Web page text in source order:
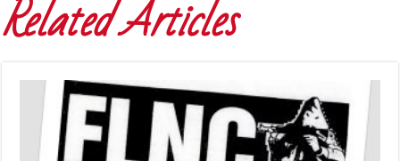
Related Articles